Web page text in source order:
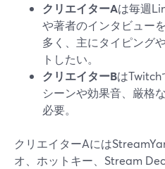
クリエイターAは毎週
や著者のインタビュー
多く、主にタイピング
トしたい。
クリエイターBはTwitch
シーンや効果音、厳格
必要。
クリエイターAには
オ、ホットキー、Stream